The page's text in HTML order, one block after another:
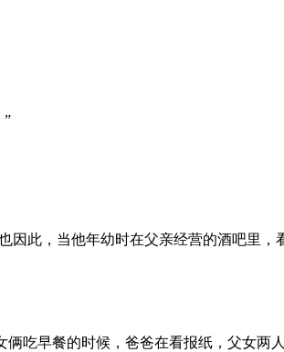
”
此，当他年幼时在父亲经营的酒吧里，
吃早餐的时候，爸爸在看报纸，父女两